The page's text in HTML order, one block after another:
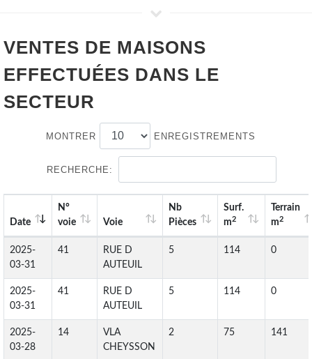
VENTES DE MAISONS
EFFECTUÉES DANS LE
SECTEUR
MONTRER ENREGISTREMENTS
RECHERCHE:
Date
N°
voie
Voie
Nb
Pièces
Surf.
m2
Terrain
m2
2025-
03-31
41
RUE D
AUTEUIL
5 114 0
2025-
03-31
41
RUE D
AUTEUIL
5 114 0
2025-
03-28
14
VLA
CHEYSSON
2 75 141